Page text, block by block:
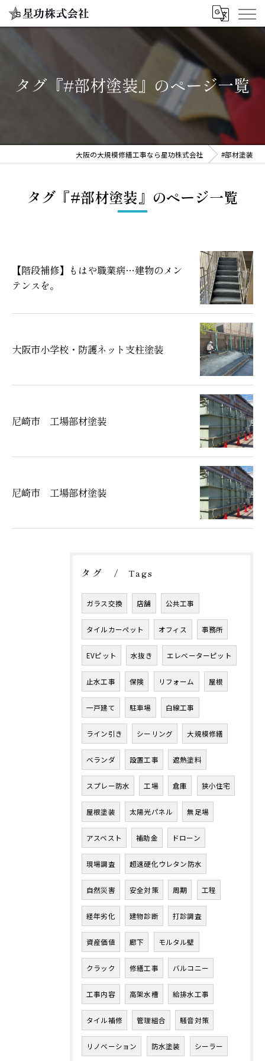
タグ『#部材塗装』のページ一覧
大阪の大規模修繕工事なら星功株式会社 #部材塗装
タグ『#部材塗装』のページ一覧
【階段補修】もはや職業病…建物のメン
テンスを。
大阪市小学校・防護ネット支柱塗装
尼崎市 工場部材塗装
尼崎市 工場部材塗装
タグ Tags
ガラス交換 店舗 公共工事
タイルカーペット オフィス 事務所
EVピット 水抜き エレベーターピット
止水工事 保険 リフォーム 屋根
一戸建て 駐車場 白線工事
ライン引き シーリング 大規模修繕
ベランダ 設置工事 遮熱塗料
スプレー防水 工場 倉庫 狭小住宅
屋根塗装 太陽光パネル 無足場
アスベスト 補助金 ドローン
現場調査 超速硬化ウレタン防水
自然災害 安全対策 周期 工程
経年劣化 建物診断 打診調査
資産価値 廊下 モルタル壁
クラック 修繕工事 バルコニー
工事内容 高架水槽 給排水工事
タイル補修 管理組合 騒音対策
リノベーション 防水塗装 シーラー